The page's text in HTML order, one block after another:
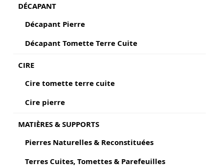
DÉCAPANT
Décapant Pierre
Décapant Tomette Terre Cuite
CIRE
Cire tomette terre cuite
Cire pierre
MATIÈRES & SUPPORTS
Pierres Naturelles & Reconstituées
Terres Cuites, Tomettes & Parefeuilles